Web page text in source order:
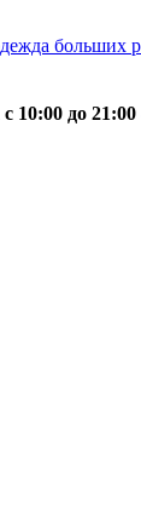
с 10:00 до 21:00